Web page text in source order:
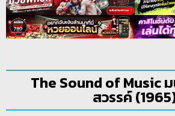
The Sound of Music
สวรรค์